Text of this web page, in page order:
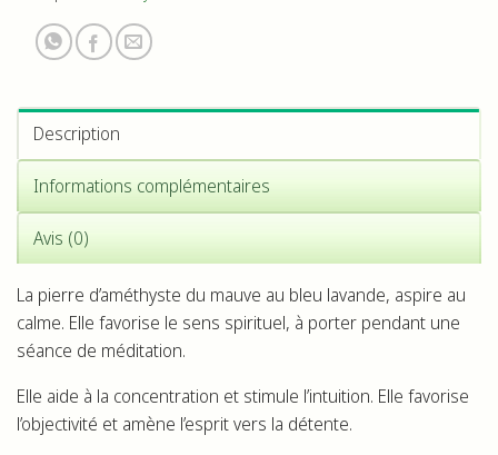
Description
Informations complémentaires
Avis (0)
La pierre d’améthyste du mauve au bleu lavande, aspire au
calme. Elle favorise le sens spirituel, à porter pendant une
séance de méditation.
Elle aide à la concentration et stimule l’intuition. Elle favorise
l’objectivité et amène l’esprit vers la détente.